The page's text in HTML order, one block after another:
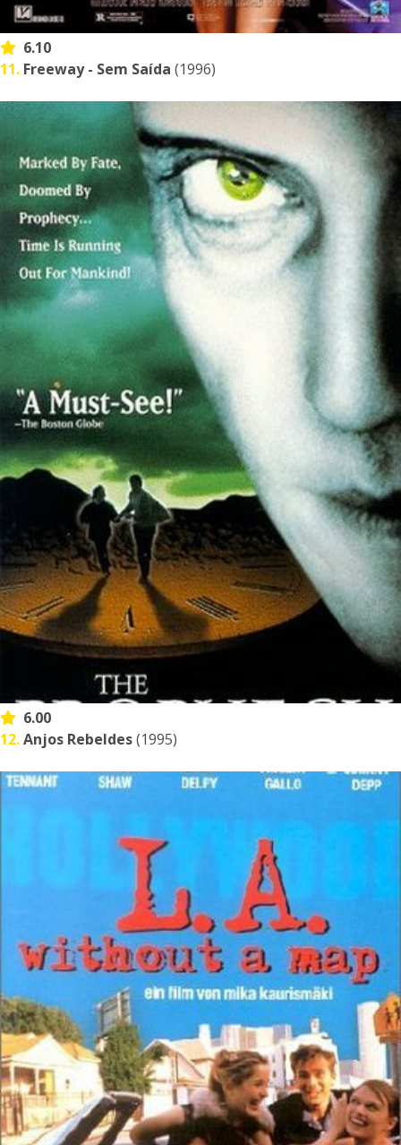
6.10
11. Freeway - Sem Saída (1996)
6.00
12.Anjos Rebeldes(1995)